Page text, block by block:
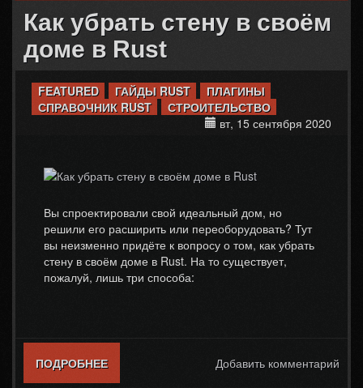
Как убрать стену в своём
доме в Rust
FEATURED ГАЙДЫ RUST
ПЛАГИНЫ
СПРАВОЧНИК RUST
СТРОИТЕЛЬСТВО
вт, 15 сентября 2020
Вы спроектировали свой идеальный дом, но
решили его расширить или переоборудовать? Тут
вы неизменно придёте к вопросу о том, как убрать
стену в своём доме в Rust. На то существует,
пожалуй, лишь три способа:
ПОДРОБНЕЕО КАК УБРАТЬ СТЕНУ В СВОЁМ ДОМЕ В
RUST
Добавить комментарий